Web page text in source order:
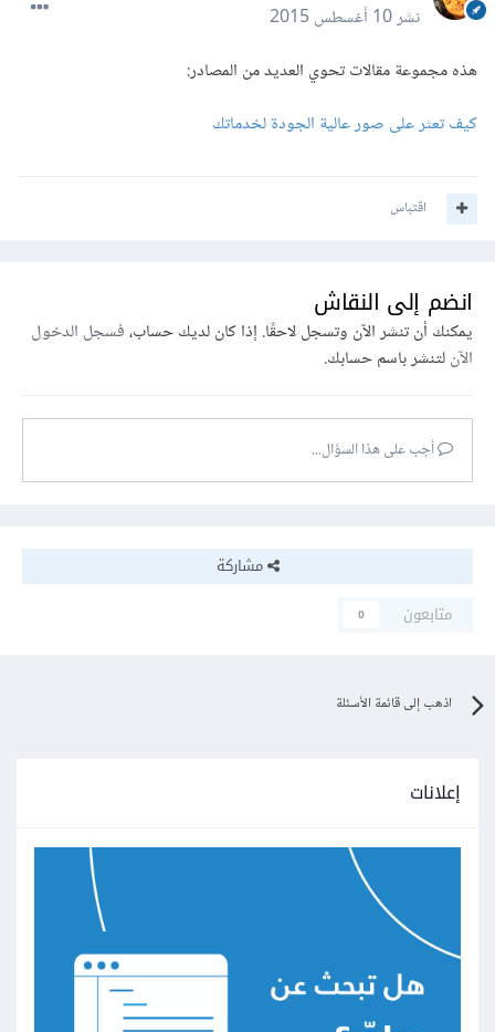
نشر10 أغسطس 2015
هذه مجموعة مقالات تحوي العديد من المصادر:
كيف تعثر على صور عالية الجودة لخدماتك
اقتباس
انضم إلى النقاش
يمكنك أن تنشر الآن وتسجل لاحقًا. إذا كان لديك حساب،فسجل الدخول
الآنلتنشر باسم حسابك.
أجب على هذا السؤال...
مشاركة
متابعون
0
اذهب إلى قائمة الأسئلة
إعلانات